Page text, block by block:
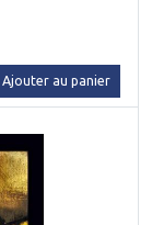
Ajouter au panier